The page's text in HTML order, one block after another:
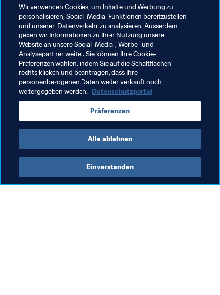
Grant heute mit Inkrafttreten der Sperre mitgeteilt.
Gemäß Art. 78 Abs. 2 des FIFA-Ethikreglements wird ihm
die vollständige Ausfertigung des begründeten
Entscheids binnen der nächsten 60 Tage zugestellt und
anschließend auf legal.fifa.com veröffentlicht.
Verwandte Themen
Recht Organisation
Wir verwenden Cookies, um Inhalte und Werbung zu
personalisieren, Social-Media-Funktionen bereitzustellen
und unseren Datenverkehr zu analysieren. Ausserdem
geben wir Informationen zu Ihrer Nutzung unserer
Website an unsere Social-Media-, Werbe- und
Analysepartner weiter. Sie können Ihre Cookie-
Präferenzen wählen, indem Sie auf die Schaltflächen
rechts klicken und beantragen, dass Ihre
personenbezogenen Daten weder verkauft noch
weitergegeben werden. Datenschutzportal
Präferenzen
Alle ablehnen
Einverstanden